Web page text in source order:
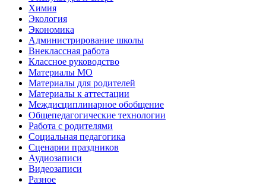
Химия
Экология
Экономика
Администрирование школы
Внеклассная работа
Классное руководство
Материалы МО
Материалы для родителей
Материалы к аттестации
Междисциплинарное обобщение
Общепедагогические технологии
Работа с родителями
Социальная педагогика
Сценарии праздников
Аудиозаписи
Видеозаписи
Разное